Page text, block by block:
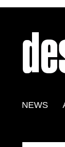
NEWS